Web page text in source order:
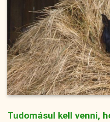
Tudomásul kell venni,